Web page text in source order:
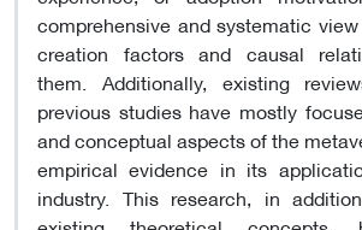
comprehensive and systematic
creation factors and causal
them. Additionally, existing
previous studies have mostly
and conceptual aspects of the
empirical evidence in its
industry. This research, in